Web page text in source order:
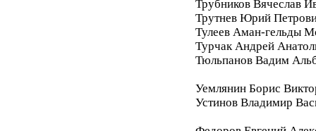
Трубников Вячеслав
Трутнев Юрий
Тулеев Аман-гельды
Турчак Андрей
Тюльпанов Вадим
Уемлянин Борис
Устинов Владимир